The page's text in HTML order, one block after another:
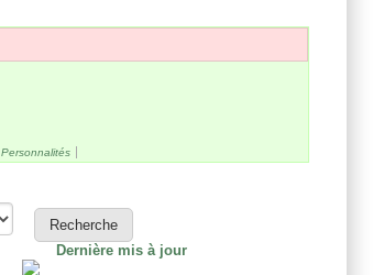
Personnalités
Dernière mis à jour